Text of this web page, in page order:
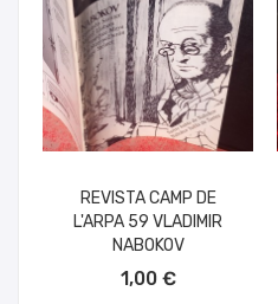
REVISTA CAMP DE
L'ARPA 59 VLADIMIR
NABOKOV
1,00 €